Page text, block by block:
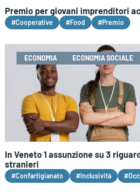
Premio per giovani imprenditori
#Cooperative #Food #Premio
ECONOMIA ECONOMIA SOCIALE
In Veneto 1 assunzione su 3
stranieri
#Confartigianato #Inclusività